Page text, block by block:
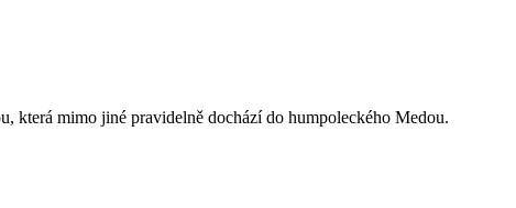
která mimo jiné pravidelně dochází do humpoleckého Medou.